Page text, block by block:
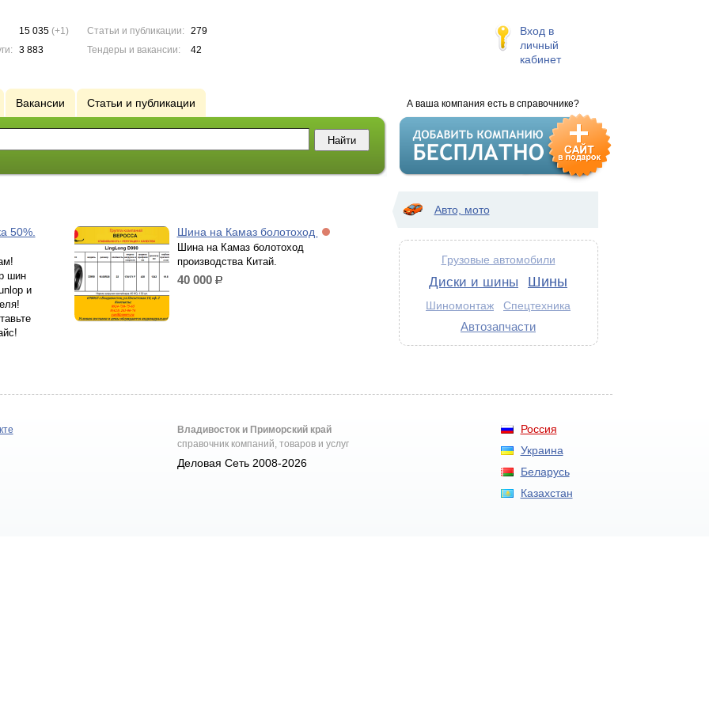
15 035(+1)
3 883
Статьи и публикации:
279
Тендеры и вакансии:
42
Вход в
личный
кабинет
А ваша компания есть в справочнике?
Вакансии Статьи и публикации
50%.
шин
и
Шина на Камаз болотоход
Шина на Камаз болотоход
производства Китай.
40 000 р.
Авто, мото
Грузовые автомобили
Диски и шины Шины
Шиномонтаж Спецтехника
Автозапчасти
Россия
Украина
Беларусь
Казахстан
Владивосток и Приморский край
справочник компаний, товаров и услуг
Деловая Сеть 2008-2026